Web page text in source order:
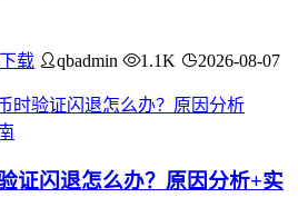
载 qbadmin 1.1K 2026-08-07
证闪退怎么办？原因分析+实